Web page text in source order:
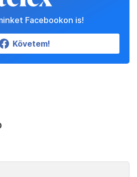
Facebookon is!
Követem!